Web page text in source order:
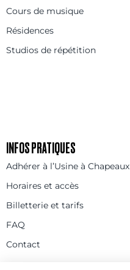
Cours de musique
Résidences
Studios de répétition
INFOS PRATIQUES
Adhérer à l’Usine à Chapeaux
Horaires et accès
Billetterie et tarifs
FAQ
Contact